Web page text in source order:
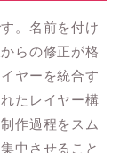
。名前を付け
らの修正が格
ヤーを統合す
たレイヤー構
作過程をスム
中させること